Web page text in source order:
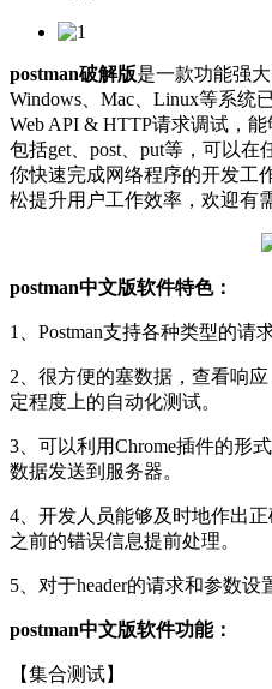
postman破解版是一款功能强
Windows、Mac、Linux等系统
Web API & HTTP请求调试，
包括get、post、put等，可以
你快速完成网络程序的开发工
松提升用户工作效率，欢迎有
postman中文版软件特色：
1、Postman支持各种类型的请
2、很方便的塞数据，查看响
定程度上的自动化测试。
3、可以利用Chrome插件的形
数据发送到服务器。
4、开发人员能够及时地作出
之前的错误信息提前处理。
5、对于header的请求和参数设
postman中文版软件功能：
【集合测试】